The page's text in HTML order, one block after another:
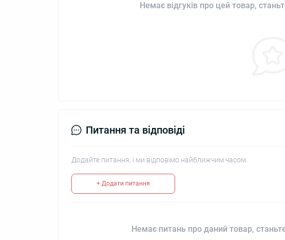
Немає відгуків про цей товар,
Питання та відповіді
Додайте питання, і ми відповімо найближчим часом.
+ Додати питання
Немає питань про даний товар,